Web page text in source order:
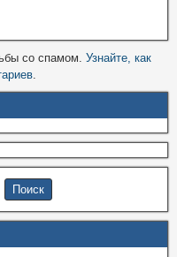
со спамом. Узнайте, как
.